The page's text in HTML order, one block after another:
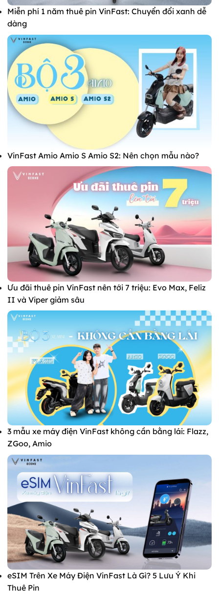
Miễn phí 1 năm thuê pin VinFast: Chuyển đổi xanh dễ
dàng
VinFast Amio Amio S Amio S2: Nên chọn mẫu nào?
Ưu đãi thuê pin VinFast nên tới 7 triệu: Evo Max, Feliz
II và Viper giảm sâu
3 mẫu xe máy điện VinFast không cần bằng lái: Flazz,
ZGoo, Amio
eSIM Trên Xe Máy Điện VinFast Là Gì? 5 Lưu Ý Khi
Thuê Pin